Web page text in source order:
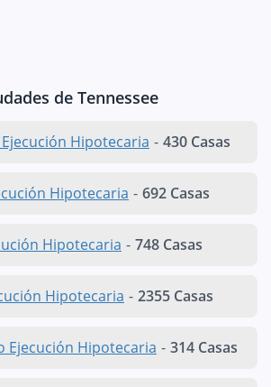
de Tennessee
Hipotecaria - 430 Casas
Hipotecaria - 692 Casas
Hipotecaria - 748 Casas
Hipotecaria - 2355 Casas
Ejecución Hipotecaria - 314 Casas